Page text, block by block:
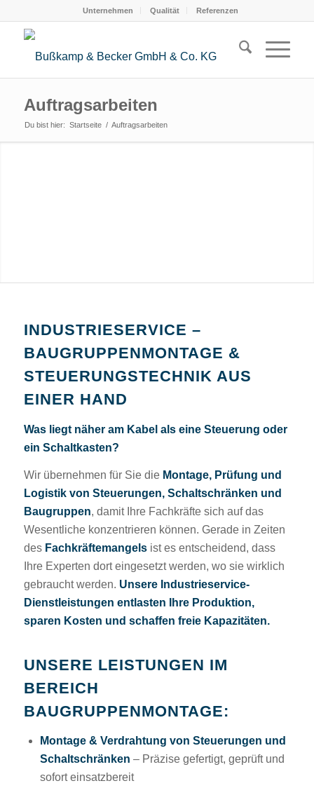
Unternehmen Qualität Referenzen
Auftragsarbeiten
Du bist hier: Startseite / Auftragsarbeiten
INDUSTRIESERVICE –
BAUGRUPPENMONTAGE &
STEUERUNGSTECHNIK AUS
EINER HAND
Was liegt näher am Kabel als eine Steuerung oder
ein Schaltkasten?
Wir übernehmen für Sie die Montage, Prüfung und
Logistik von Steuerungen, Schaltschränken und
Baugruppen, damit Ihre Fachkräfte sich auf das
Wesentliche konzentrieren können. Gerade in Zeiten
des Fachkräftemangelsist es entscheidend, dass
Ihre Experten dort eingesetzt werden, wo sie wirklich
gebraucht werden. Unsere Industrieservice-
Dienstleistungen entlasten Ihre Produktion,
sparen Kosten und schaffen freie Kapazitäten.
UNSERE LEISTUNGEN IM
BEREICH
BAUGRUPPENMONTAGE:
Montage & Verdrahtung von Steuerungen und
Schaltschränken – Präzise gefertigt, geprüft und
sofort einsatzbereit